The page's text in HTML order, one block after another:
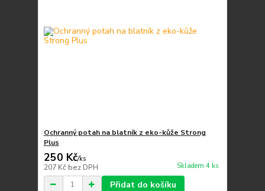
Ochranný potah na blatník z eko-kůže Strong
Plus
250 Kč/ks
207 Kč bez DPH Skladem 4 ks
Přidat do košíku